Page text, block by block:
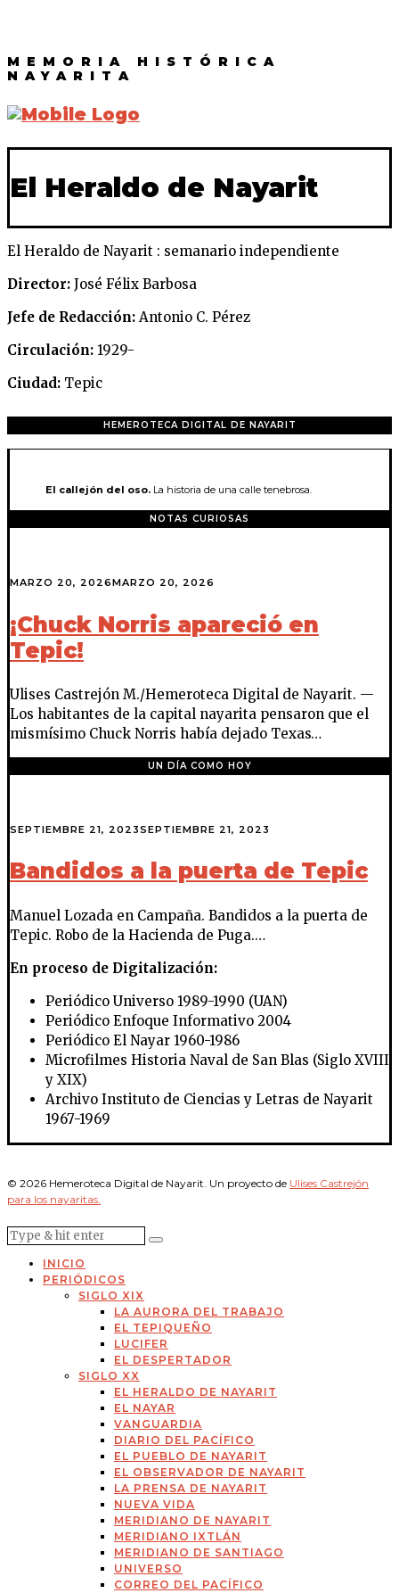
MEMORIA HISTÓRICA
NAYARITA
El Heraldo de Nayarit
El Heraldo de Nayarit : semanario independiente
Director: José Félix Barbosa
Jefe de Redacción: Antonio C. Pérez
Circulación: 1929-
Ciudad: Tepic
HEMEROTECA DIGITAL DE NAYARIT
El callejón del oso. La historia de una calle tenebrosa.
NOTAS CURIOSAS
MARZO 20, 2026MARZO 20, 2026
¡Chuck Norris apareció en
Tepic!
Ulises Castrejón M./Hemeroteca Digital de Nayarit. —
Los habitantes de la capital nayarita pensaron que el
mismísimo Chuck Norris había dejado Texas…
UN DÍA COMO HOY
SEPTIEMBRE 21, 2023SEPTIEMBRE 21, 2023
Bandidos a la puerta de Tepic
Manuel Lozada en Campaña. Bandidos a la puerta de
Tepic. Robo de la Hacienda de Puga.…
En proceso de Digitalización:
Periódico Universo 1989-1990 (UAN)
Periódico Enfoque Informativo 2004
Periódico El Nayar 1960-1986
Microfilmes Historia Naval de San Blas (Siglo XVIII
y XIX)
Archivo Instituto de Ciencias y Letras de Nayarit
1967-1969
© 2026 Hemeroteca Digital de Nayarit. Un proyecto de Ulises Castrejón
para los nayaritas.
INICIO
PERIÓDICOS
SIGLO XIX
LA AURORA DEL TRABAJO
EL TEPIQUEÑO
LUCIFER
EL DESPERTADOR
SIGLO XX
EL HERALDO DE NAYARIT
EL NAYAR
VANGUARDIA
DIARIO DEL PACÍFICO
EL PUEBLO DE NAYARIT
EL OBSERVADOR DE NAYARIT
LA PRENSA DE NAYARIT
NUEVA VIDA
MERIDIANO DE NAYARIT
MERIDIANO IXTLÁN
MERIDIANO DE SANTIAGO
UNIVERSO
CORREO DEL PACÍFICO